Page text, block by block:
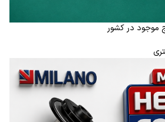
موجود در کشور